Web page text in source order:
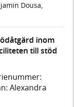
Dousa,
inom
till stöd
Alexandra